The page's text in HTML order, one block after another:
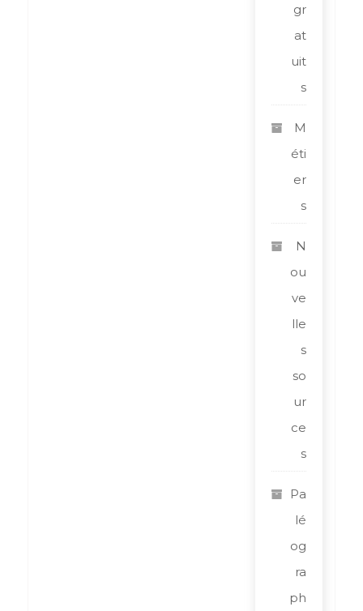
gr
at
uit
s
M
éti
er
s
N
ou
ve
lle
s
so
ur
ce
s
Pa
lé
og
ra
ph